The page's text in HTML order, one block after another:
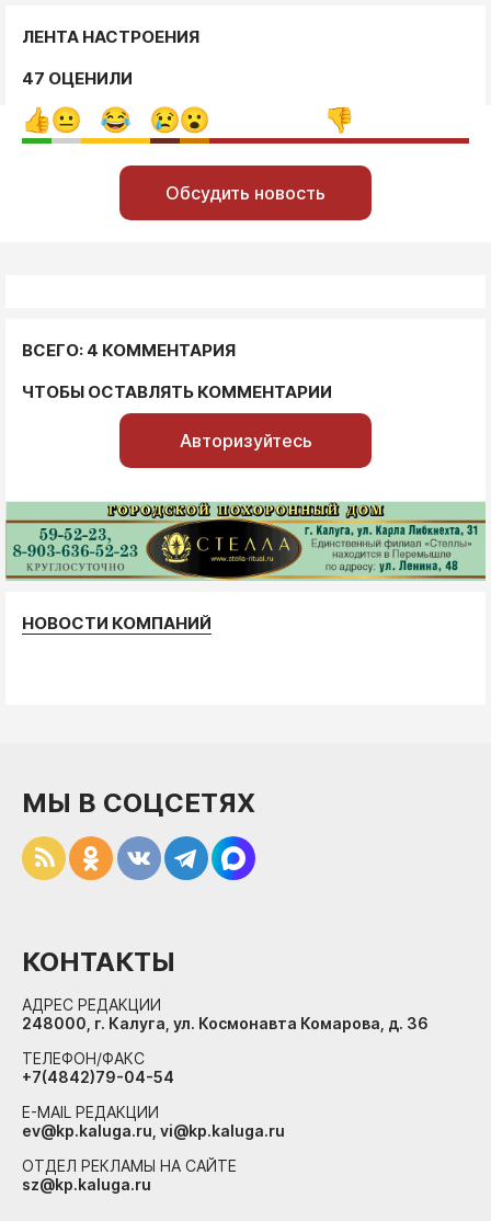
ЛЕНТА НАСТРОЕНИЯ
47 ОЦЕНИЛИ
Обсудить новость
ВСЕГО: 4 КОММЕНТАРИЯ
ЧТОБЫ ОСТАВЛЯТЬ КОММЕНТАРИИ
Авторизуйтесь
НОВОСТИ КОМПАНИЙ
МЫ В СОЦСЕТЯХ
КОНТАКТЫ
АДРЕС РЕДАКЦИИ
248000, г. Калуга, ул. Космонавта Комарова, д. 36
ТЕЛЕФОН/ФАКС
+7(4842)79-04-54
E-MAIL РЕДАКЦИИ
ev@kp.kaluga.ru, vi@kp.kaluga.ru
ОТДЕЛ РЕКЛАМЫ НА САЙТЕ
sz@kp.kaluga.ru